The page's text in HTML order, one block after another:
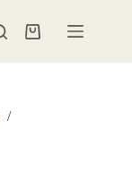
Корзина
/